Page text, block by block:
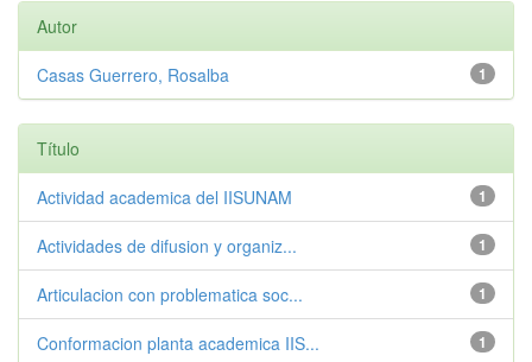
Autor
1
Casas Guerrero, Rosalba
Título
1
Actividad academica del IISUNAM
1
Actividades de difusion y organiz...
1
Articulacion con problematica soc...
1
Conformacion planta academica IIS...